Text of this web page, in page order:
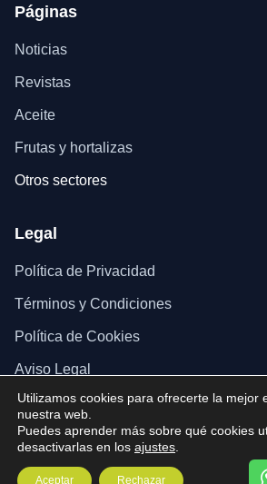
Páginas
Noticias
Revistas
Aceite
Frutas y hortalizas
Otros sectores
Legal
Política de Privacidad
Términos y Condiciones
Política de Cookies
Aviso Legal
© 2025 Página web realizada
Utilizamos cookies para ofrecerte la mejor
nuestra web.
Puedes aprender más sobre qué cookies
desactivarlas en los ajustes
Aceptar Rechazar